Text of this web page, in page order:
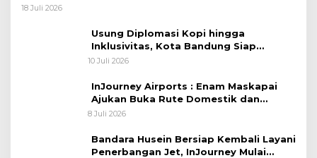
18 Juli 2026
Usung Diplomasi Kopi hingga
Inklusivitas, Kota Bandung Siap
Sambut 25 Duta Besar di Festival Asia
10 Juli 2026
InJourney Airports : Enam Maskapai
Ajukan Buka Rute Domestik dan
Internasional dari Bandara Husein
8 Juli 2026
Bandara Husein Bersiap Kembali Layani
Penerbangan Jet, InJourney Mulai